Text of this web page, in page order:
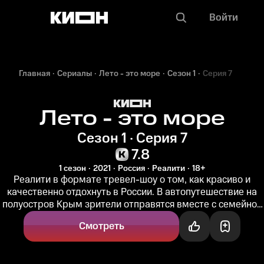
Войти
Главная Сериалы Лето - это море Сезон 1 Серия 7
Лето - это море
Сезон 1 · Серия 7
7.8
1 сезон 2021 Россия Реалити 18+
Реалити в формате тревел-шоу о том, как красиво и
качественно отдохнуть в России. В автопутешествие на
полуостров Крым зрители отправятся вместе с семейной
парой фуд-блогеров...
Смотреть